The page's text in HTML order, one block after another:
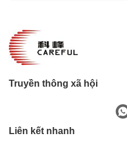
Truyền thông xã hội
Liên kết nhanh